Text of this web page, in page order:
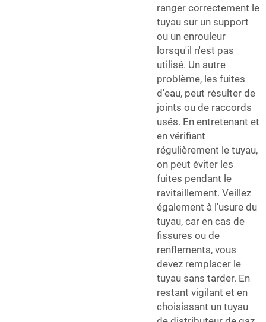
ranger correctement le
tuyau sur un support
ou un enrouleur
lorsqu'il n'est pas
utilisé. Un autre
problème, les fuites
d'eau, peut résulter de
joints ou de raccords
usés. En entretenant et
en vérifiant
régulièrement le tuyau,
on peut éviter les
fuites pendant le
ravitaillement. Veillez
également à l'usure du
tuyau, car en cas de
fissures ou de
renflements, vous
devez remplacer le
tuyau sans tarder. En
restant vigilant et en
choisissant un tuyau